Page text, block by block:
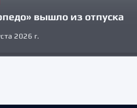
вышло из отпуска
2026 г.